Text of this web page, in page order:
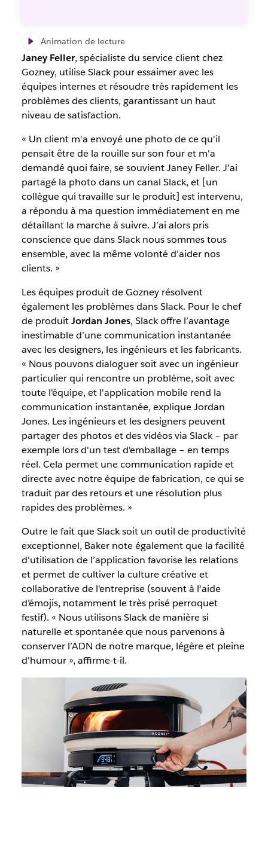
Animation de lecture
Janey Feller, spécialiste du service client chez
Gozney, utilise Slack pour essaimer avec les
équipes internes et résoudre très rapidement les
problèmes des clients, garantissant un haut
niveau de satisfaction.
« Un client m'a envoyé une photo de ce qu'il
pensait être de la rouille sur son four et m'a
demandé quoi faire, se souvient Janey Feller. J'ai
partagé la photo dans un canal Slack, et [un
collègue qui travaille sur le produit] est intervenu,
a répondu à ma question immédiatement en me
détaillant la marche à suivre. J’ai alors pris
conscience que dans Slack nous sommes tous
ensemble, avec la même volonté d’aider nos
clients. »
Les équipes produit de Gozney résolvent
également les problèmes dans Slack. Pour le chef
de produitJordan Jones, Slack offre l’avantage
inestimable d’une communication instantanée
avec les designers, les ingénieurs et les fabricants.
« Nous pouvons dialoguer soit avec un ingénieur
particulier qui rencontre un problème, soit avec
toute l'équipe, et l'application mobile rend la
communication instantanée, explique Jordan
Jones. Les ingénieurs et les designers peuvent
partager des photos et des vidéos via Slack – par
exemple lors d'un test d'emballage – en temps
réel. Cela permet une communication rapide et
directe avec notre équipe de fabrication, ce qui se
traduit par des retours et une résolution plus
rapides des problèmes. »
Outre le fait que Slack soit un outil de productivité
exceptionnel, Baker note également que la facilité
d'utilisation de l’application favorise les relations
et permet de cultiver la culture créative et
collaborative de l'entreprise (souvent à l'aide
d’émojis, notamment le très prisé perroquet
festif). « Nous utilisons Slack de manière si
naturelle et spontanée que nous parvenons à
conserver l’ADN de notre marque, légère et pleine
d'humour », affirme-t-il.